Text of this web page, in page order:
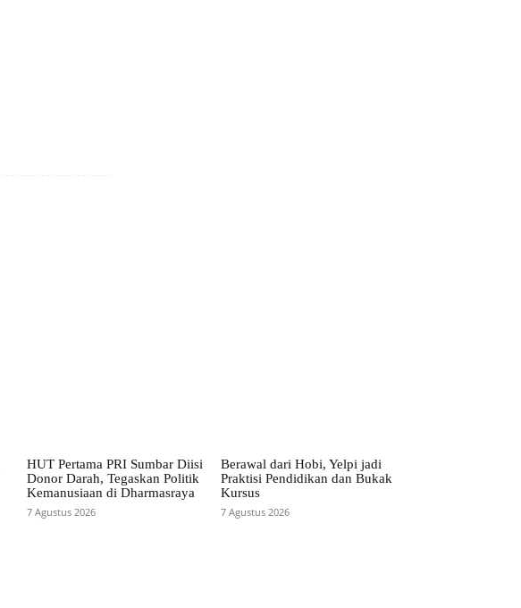
HUT Pertama PRI Sumbar Diisi
Donor Darah, Tegaskan Politik
Kemanusiaan di Dharmasraya
7 Agustus 2026
Berawal dari Hobi, Yelpi jadi
Praktisi Pendidikan dan Bukak
Kursus
7 Agustus 2026